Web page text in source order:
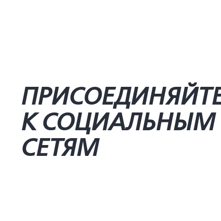
К СОЦИАЛЬНЫМ
СЕТЯМ